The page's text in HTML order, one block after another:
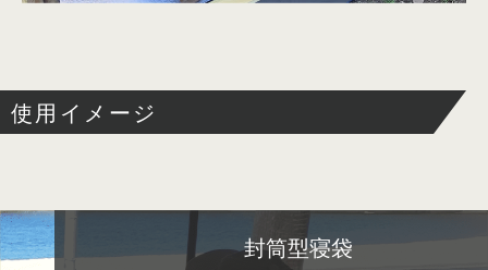
使用イメージ
封筒型寝袋